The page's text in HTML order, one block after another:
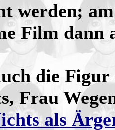
werden;
Film dann
die Figur
Frau
als